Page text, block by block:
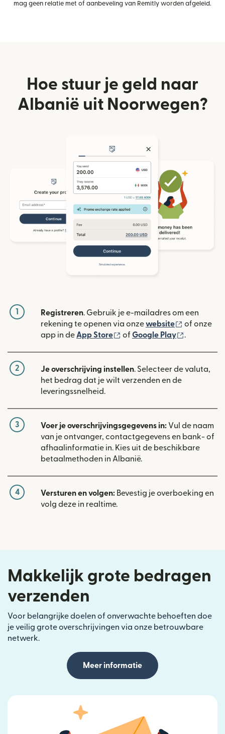
mag geen relatie met of aanbeveling van Remitly worden afgeleid.
Hoe stuur je geld naar
Albanië uit Noorwegen?
1 Registreren. Gebruik je e-mailadres om een
rekening te openen via onzewebsite (wordt
of onze
app in deApp Store (wordt geopend in een
of Google Play (wordt
.
2 Je overschrijving instellen. Selecteer de valuta,
het bedrag dat je wilt verzenden en de
leveringssnelheid.
3 Voer je overschrijvingsgegevens in: Vul de naam
van je ontvanger, contactgegevens en bank- of
afhaalinformatie in. Kies uit de beschikbare
betaalmethoden in Albanië.
4 Versturen en volgen: Bevestig je overboeking en
volg deze in realtime.
Makkelijk grote bedragen
verzenden
Voor belangrijke doelen of onverwachte behoeften doe
je veilig grote overschrijvingen via onze betrouwbare
netwerk.
Meer informatie